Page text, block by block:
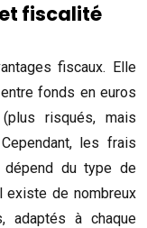
fiscalité
fiscaux. Elle
fonds en euros
risqués, mais
les frais
dépend du type de
existe de nombreux
adaptés à chaque